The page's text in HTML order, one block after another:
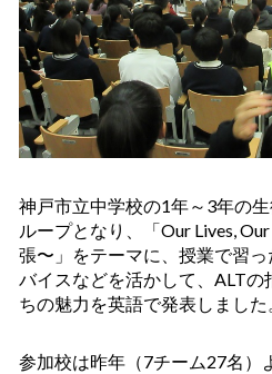
神戸市立中学校の1年～3年の
ループとなり
、「Our Lives,
張〜」 をテーマに、授業で習
バイスなどを活かして、ALTの
ちの魅力を英語で発表しました
参加校は昨年（7チーム27名）